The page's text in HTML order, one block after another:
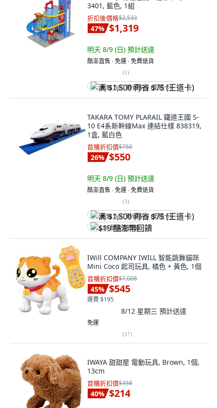
3401, 藍色, 1組
折扣後價格$2,533
47% $1,319
明天 8/9 (日) 預計送達
酷澎直售 ∙ 免運 ∙ 免費退貨
(1)
满 $1,500 再省 $75 (王道卡)
TAKARA TOMY PLARAIL 鐵道王國 S-
10 E4系新幹線Max 連結仕樣 838319,
1盒, 藍白色
首購折扣價$750
26% $550
明天 8/9 (日) 預計送達
酷澎直售 ∙ 免運 ∙ 免費退貨
(3)
满 $1,500 再省 $75 (王道卡)
$19 酷澎幣回饋
IWill COMPANY IWILL 智能跳舞貓咪
Mini Coco 起司玩具, 橘色 + 黃色, 1個
首購折扣價$1,008
45% $545
運費 $195
8/12 星期三 預計送達
免運
(17)
IWAYA 甜甜屋 電動玩具, Brown, 1個,
13cm
首購折扣價$358
40% $214